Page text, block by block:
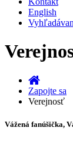
English
Zapojte sa
Verejnosť
Vážená fanúšička,